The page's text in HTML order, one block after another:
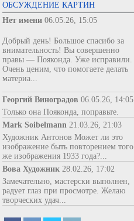
ОБСУЖДЕНИЕ КАРТИН
Нет имени 06.05.26, 15:05
Добрый день! Большое спасибо за
внимательность! Вы совершенно
правы — Пояконда. Уже исправили.
Очень ценим, что помогаете делать
материа...
Георгий Виноградов 06.05.26, 14:05
Только она Пояконда, поправьте.
Mark Soibelmann 21.03.26, 21:03
Художник Антонов Может ли это
изображение быть повторением того
же изображения 1933 года?...
Вова Художник 28.02.26, 17:02
Замечательно, мастерски выполнен,
радует глаз при просмотре. Желаю
творческих удач...